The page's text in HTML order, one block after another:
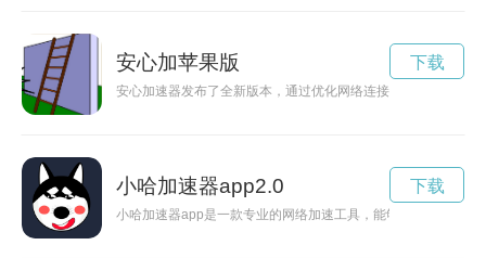
安心加苹果版
安心加速器发布了全新版本，通过优化网络连接速度，让用户
下载
小哈加速器app2.0
小哈加速器app是一款专业的网络加速工具，能够有效提升你的
下载